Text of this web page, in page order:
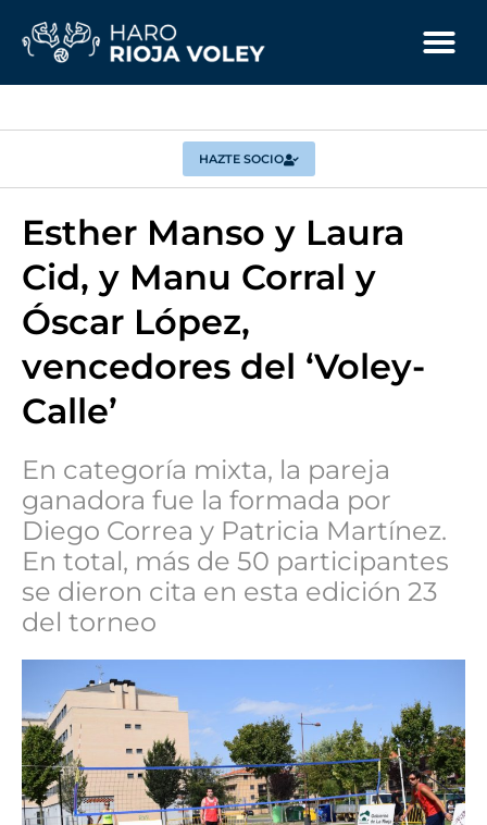
HAZTE SOCIO
Esther Manso y Laura
Cid, y Manu Corral y
Óscar López,
vencedores del ‘Voley-
Calle’
En categoría mixta, la pareja
ganadora fue la formada por
Diego Correa y Patricia Martínez.
En total, más de 50 participantes
se dieron cita en esta edición 23
del torneo